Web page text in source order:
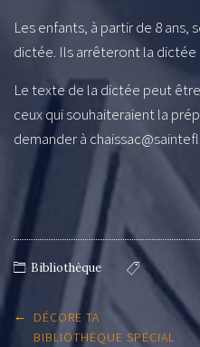
Les enfants, à partir de 8 ans,
dictée. Ils arrêteront la dictée
Le texte de la dictée peut être
ceux qui souhaiteraient la
demander à
Bibliothèque
Post
navigation
←
DÉCORE TA
BIBLIOTHÈQUE SPÉCIAL